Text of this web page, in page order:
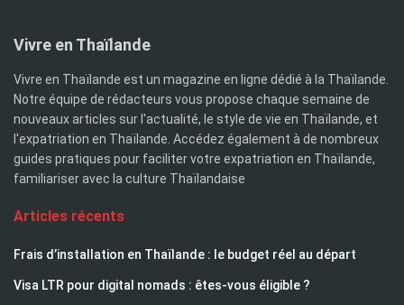
Vivre en Thaïlande
Vivre en Thaïlande est un magazine en ligne dédié à la Thaïlande.
Notre équipe de rédacteurs vous propose chaque semaine de
nouveaux articles sur l'actualité, le style de vie en Thaïlande, et
l'expatriation en Thaïlande. Accédez également à de nombreux
guides pratiques pour faciliter votre expatriation en Thaïlande,
familiariser avec la culture Thaïlandaise
Articles récents
Frais d’installation en Thaïlande : le budget réel au départ
Visa LTR pour digital nomads : êtes-vous éligible ?